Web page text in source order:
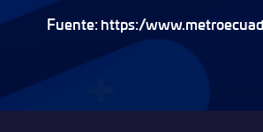
Fuente: https://